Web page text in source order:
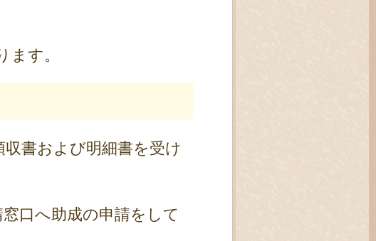
す。
書および明細書を受け
口へ助成の申請をして